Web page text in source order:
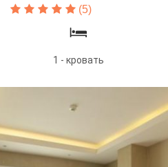
(5)
1 - кровать